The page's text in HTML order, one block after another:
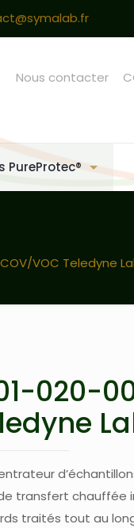
PureProtec®
Nous contacter
VOC Teledyne
020-
transfert chauffée
traités tout au